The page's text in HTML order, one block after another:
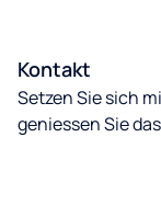
Kontakt
Setzen Sie sich
geniessen Sie